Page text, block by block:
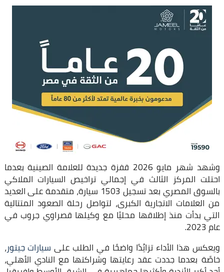
وشهد شهر مايو 2026 قفزة جديدة للعلامة الصينية بعدما
احتلت المركز الثالث في إجمالي تراخيص السيارات الملاكي
بالسوق المصري بعد تسجيل 1503 سيارة، متقدمة على العديد
من العلامات الاتجارية الكبرى، لتواصل رحلة الصعود المتتالية
التي بدأت منذ إطلاقها محليًا مع وكيلها قصراوي جروب في
عام 2023.
ويعكس هذا الأداء تزايُدًا واضحًا في الطلب على سيارات جيتور،
خاصًة بعدما جددت عقد رعايتها وشراكتها مع النادي الأهلي،